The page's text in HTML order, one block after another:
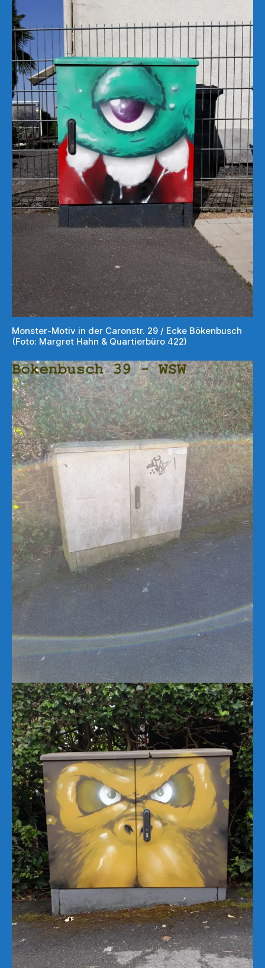
Monster-Motiv in der Caronstr. 29 / Ecke Bökenbusch
(Foto: Margret Hahn & Quartierbüro 422)